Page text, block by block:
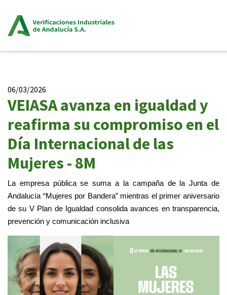
06/03/2026
VEIASA avanza en igualdad y
reafirma su compromiso en el
Día Internacional de las
Mujeres - 8M
La empresa pública se suma a la campaña de la Junta de
Andalucía “Mujeres por Bandera” mientras el primer aniversario
de su V Plan de Igualdad consolida avances en transparencia,
prevención y comunicación inclusiva